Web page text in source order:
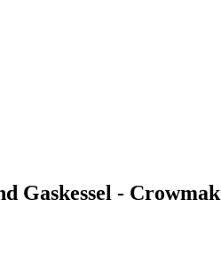
Gaskessel - Crowmak